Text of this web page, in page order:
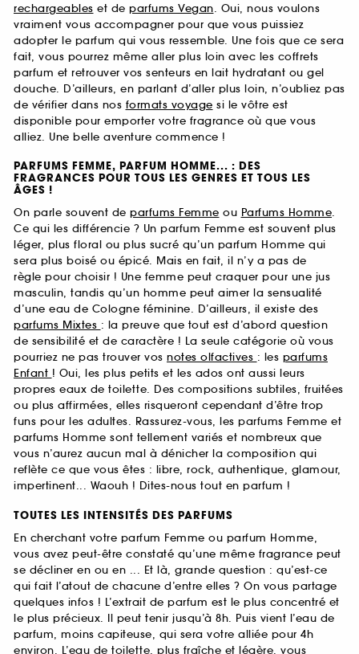
rechargeables et de parfums Vegan. Oui, nous voulons
vraiment vous accompagner pour que vous puissiez
adopter le parfum qui vous ressemble. Une fois que ce sera
fait, vous pourrez même aller plus loin avec les coffrets
parfum et retrouver vos senteurs en lait hydratant ou gel
douche. D’ailleurs, en parlant d’aller plus loin, n’oubliez pas
de vérifier dans nos formats voyage si le vôtre est
disponible pour emporter votre fragrance où que vous
alliez. Une belle aventure commence !
PARFUMS FEMME, PARFUM HOMME... : DES
FRAGRANCES POUR TOUS LES GENRES ET TOUS LES
ÂGES !
On parle souvent de parfums Femme ou Parfums Homme.
Ce qui les différencie ? Un parfum Femme est souvent plus
léger, plus floral ou plus sucré qu’un parfum Homme qui
sera plus boisé ou épicé. Mais en fait, il n’y a pas de
règle pour choisir ! Une femme peut craquer pour une jus
masculin, tandis qu’un homme peut aimer la sensualité
d’une eau de Cologne féminine. D’ailleurs, il existe des
parfums Mixtes : la preuve que tout est d’abord question
de sensibilité et de caractère ! La seule catégorie où vous
pourriez ne pas trouver vos notes olfactives : les parfums
Enfant ! Oui, les plus petits et les ados ont aussi leurs
propres eaux de toilette. Des compositions subtiles, fruitées
ou plus affirmées, elles risqueront cependant d’être trop
funs pour les adultes. Rassurez-vous, les parfums Femme et
parfums Homme sont tellement variés et nombreux que
vous n’aurez aucun mal à dénicher la composition qui
reflète ce que vous êtes : libre, rock, authentique, glamour,
impertinent... Waouh ! Dites-nous tout en parfum !
TOUTES LES INTENSITÉS DES PARFUMS
En cherchant votre parfum Femme ou parfum Homme,
vous avez peut-être constaté qu’une même fragrance peut
se décliner en ou en ... Et là, grande question : qu’est-ce
qui fait l’atout de chacune d’entre elles ? On vous partage
quelques infos ! L’extrait de parfum est le plus concentré et
le plus précieux. Il peut tenir jusqu’à 8h. Puis vient l’eau de
parfum, moins capiteuse, qui sera votre alliée pour 4h
environ. L’eau de toilette, plus fraîche et légère, vous